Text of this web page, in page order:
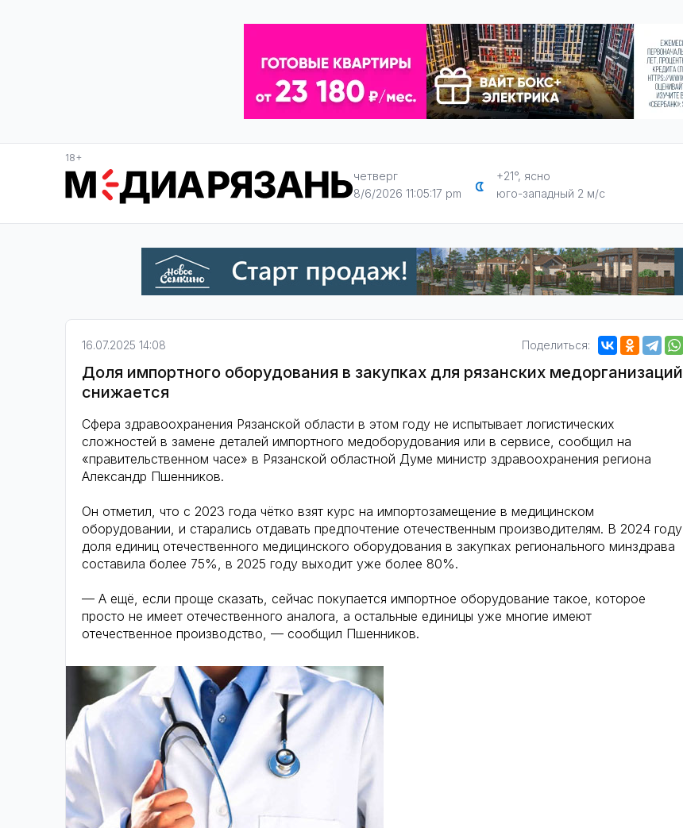
18+
четверг
8/6/2026 11:05:18 pm
+21°, ясно
юго-западный 2 м/с
16.07.2025 14:08 Поделиться:
Доля импортного оборудования в закупках для рязанских медорганизаций
снижается
Сфера здравоохранения Рязанской области в этом году не испытывает логистических
сложностей в замене деталей импортного медоборудования или в сервисе, сообщил на
«правительственном часе» в Рязанской областной Думе министр здравоохранения региона
Александр Пшенников.
Он отметил, что с 2023 года чётко взят курс на импортозамещение в медицинском
оборудовании, и старались отдавать предпочтение отечественным производителям. В 2024 году
доля единиц отечественного медицинского оборудования в закупках регионального минздрава
составила более 75%, в 2025 году выходит уже более 80%.
— А ещё, если проще сказать, сейчас покупается импортное оборудование такое, которое
просто не имеет отечественного аналога, а остальные единицы уже многие имеют
отечественное производство, — сообщил Пшенников.